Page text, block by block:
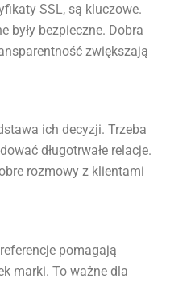
SSL, są kluczowe.
były bezpieczne. Dobra
zwiększają
ich decyzji. Trzeba
długotrwałe relacje.
rozmowy z klientami
pomagają
marki. To ważne dla